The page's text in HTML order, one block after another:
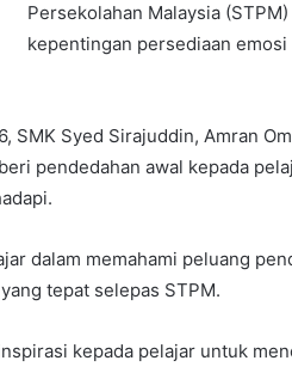
Persekolahan Malaysia
kepentingan persediaan
SMK Syed Sirajuddin, Amran
pendedahan awal kepada
dalam memahami peluang
tepat selepas STPM.
kepada pelajar untuk